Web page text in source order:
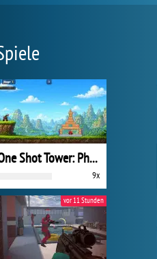
One Shot Tower: Physics Destroyer
9x
vor 11 Stunden